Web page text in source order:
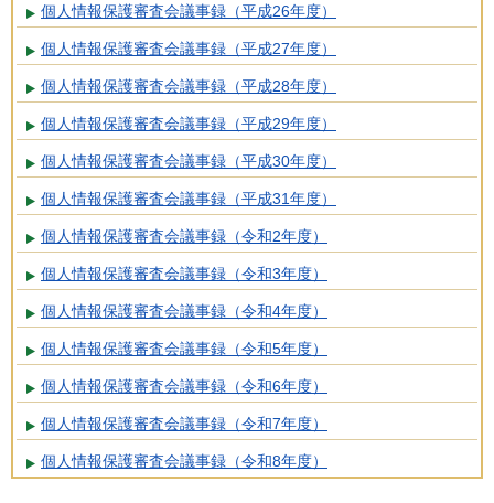
個人情報保護審査会議事録（平成26年度）
個人情報保護審査会議事録（平成27年度）
個人情報保護審査会議事録（平成28年度）
個人情報保護審査会議事録（平成29年度）
個人情報保護審査会議事録（平成30年度）
個人情報保護審査会議事録（平成31年度）
個人情報保護審査会議事録（令和2年度）
個人情報保護審査会議事録（令和3年度）
個人情報保護審査会議事録（令和4年度）
個人情報保護審査会議事録（令和5年度）
個人情報保護審査会議事録（令和6年度）
個人情報保護審査会議事録（令和7年度）
個人情報保護審査会議事録（令和8年度）